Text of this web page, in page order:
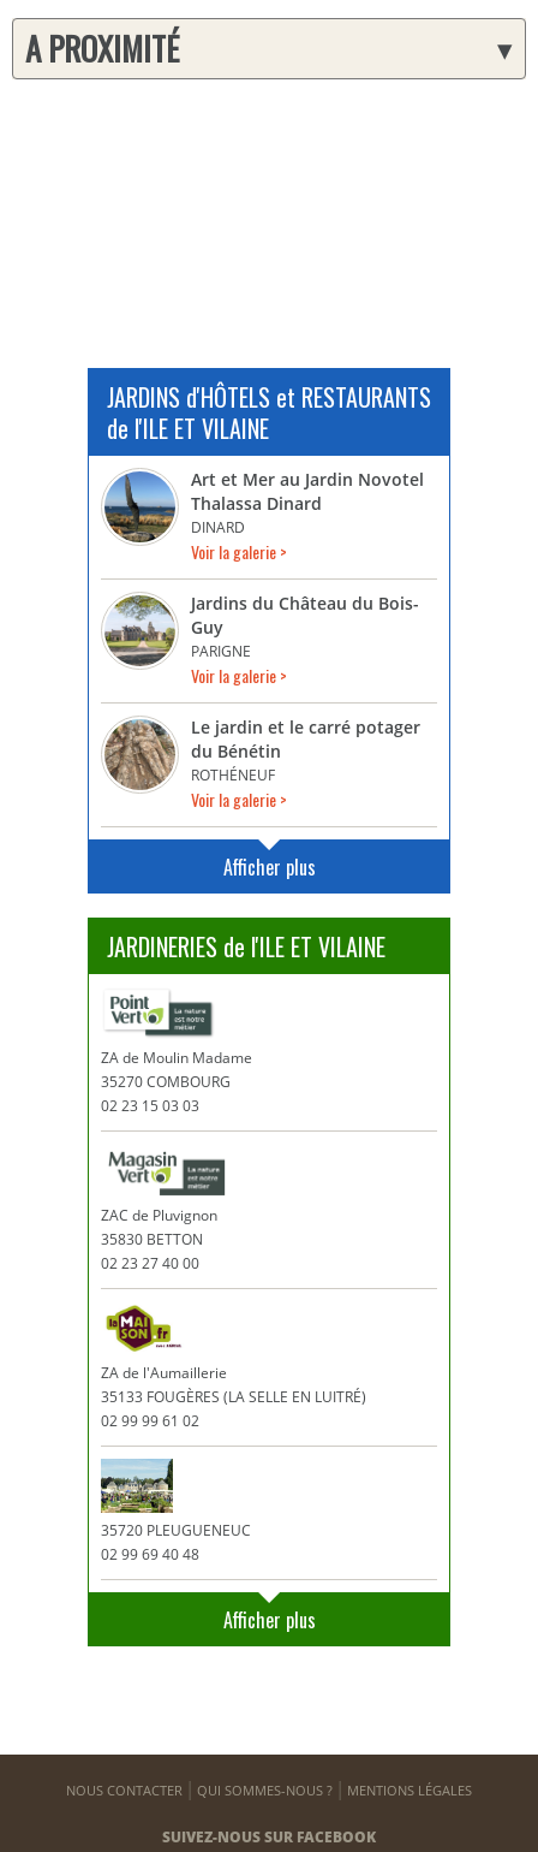
▾
A PROXIMITÉ
JARDINS d'HÔTELS et RESTAURANTS
de l'ILE ET VILAINE
Art et Mer au Jardin Novotel
Thalassa Dinard
DINARD
Voir la galerie >
Jardins du Château du Bois-
Guy
PARIGNE
Voir la galerie >
Le jardin et le carré potager
du Bénétin
ROTHÉNEUF
Voir la galerie >
Afficher plus
JARDINERIES de l'ILE ET VILAINE
ZA de Moulin Madame
35270 COMBOURG
02 23 15 03 03
ZAC de Pluvignon
35830 BETTON
02 23 27 40 00
ZA de l'Aumaillerie
35133 FOUGÈRES (LA SELLE EN LUITRÉ)
02 99 99 61 02
35720 PLEUGUENEUC
02 99 69 40 48
Afficher plus
NOUS CONTACTER QUI SOMMES-NOUS ? MENTIONS LÉGALES
SUIVEZ-NOUS SUR FACEBOOK